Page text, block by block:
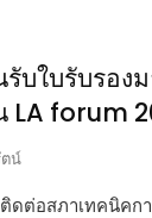
บใบรับรอง
LA forum
น์
ดต่อสภาเทคนิค